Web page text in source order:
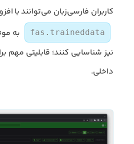
کاربران فارسی‌زبان می‌توانند با
fas.traineddata
به
نیز شناسایی کنند؛ قابلیتی مهم
داخلی.